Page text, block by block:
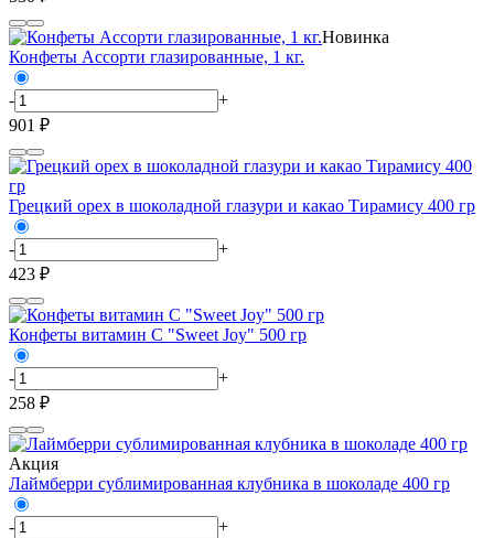
Новинка
Конфеты Ассорти глазированные, 1 кг.
-
+
901 ₽
Грецкий орех в шоколадной глазури и какао Тирамису 400 гр
-
+
423 ₽
Конфеты витамин С "Sweet Joy" 500 гр
-
+
258 ₽
Акция
Лаймберри сублимированная клубника в шоколаде 400 гр
-
+